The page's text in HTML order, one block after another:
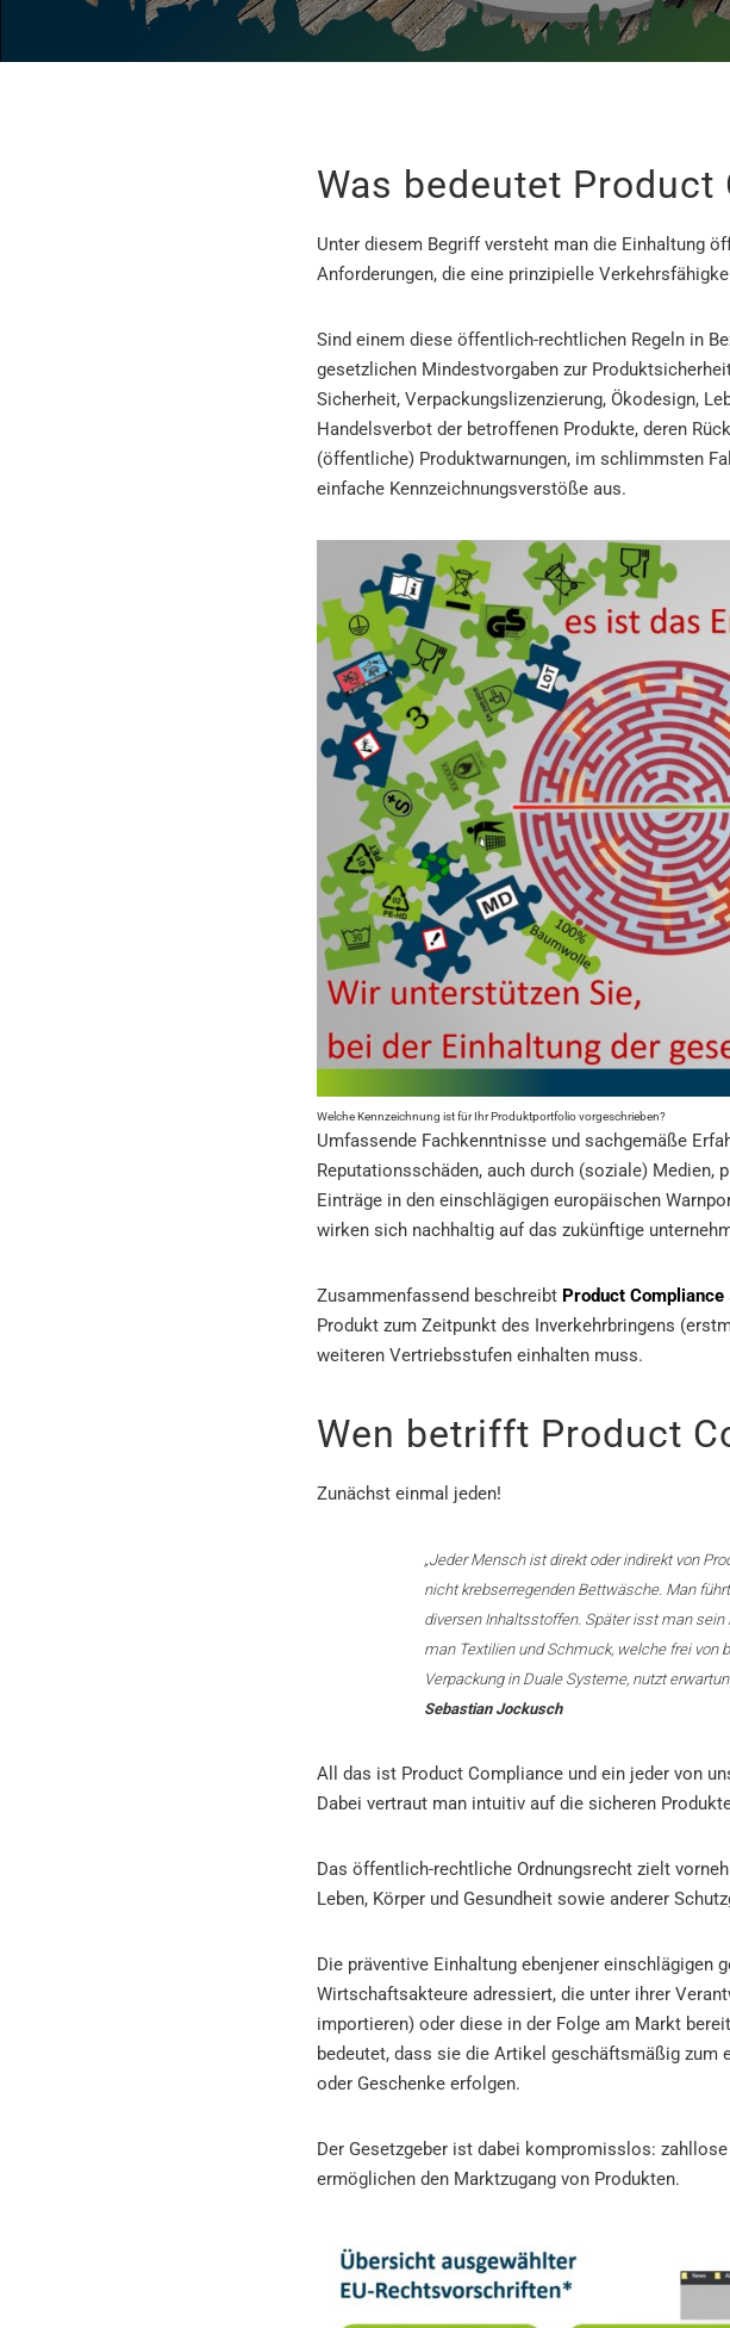
Was bedeutet Product
Unter diesem Begriff versteht man die Einhaltung
Anforderungen, die eine prinzipielle
Sind einem diese öffentlich-rechtlichen Regeln in
gesetzlichen Mindestvorgaben zur
Sicherheit, Verpackungslizenzierung, Ökodesign,
Handelsverbot der betroffenen Produkte, deren
(öffentliche) Produktwarnungen, im schlimmsten
einfache Kennzeichnungsverstöße aus.
Welche Kennzeichnung ist für Ihr Produktportfolio vorgeschrieben?
Umfassende Fachkenntnisse und sachgemäße
Reputationsschäden, auch durch (soziale) Medien,
Einträge in den einschlägigen europäischen
wirken sich nachhaltig auf das zukünftige
Zusammenfassend beschreibt Product Compliance
Produkt zum Zeitpunkt des Inverkehrbringens
weiteren Vertriebsstufen einhalten muss.
Wen betrifft Product
Zunächst einmal jeden!
„Jeder Mensch ist direkt oder indirekt von
nicht krebserregenden Bettwäsche. Man
diversen Inhaltsstoffen. Später isst man
man Textilien und Schmuck, welche frei von
Verpackung in Duale Systeme, nutzt
Sebastian Jockusch
All das ist Product Compliance und ein jeder von
Dabei vertraut man intuitiv auf die sicheren
Das öffentlich-rechtliche Ordnungsrecht zielt
Leben, Körper und Gesundheit sowie anderer
Die präventive Einhaltung ebenjener einschlägigen
Wirtschaftsakteure adressiert, die unter ihrer
importieren) oder diese in der Folge am Markt
bedeutet, dass sie die Artikel geschäftsmäßig zum
oder Geschenke erfolgen.
Der Gesetzgeber ist dabei kompromisslos:
ermöglichen den Marktzugang von Produkten.